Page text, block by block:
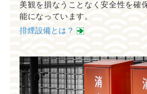
美観を損なうことなく安全性を確
能になっています。
排煙設備とは？